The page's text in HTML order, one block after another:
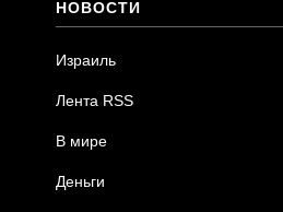
НОВОСТИ
Израиль
Лента RSS
В мире
Деньги